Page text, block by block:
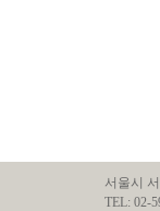
서울시
TEL: 02-